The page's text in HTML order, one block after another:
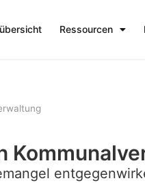
Ressourcen